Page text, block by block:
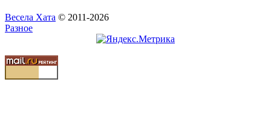
Весела Хата © 2011-2026
Разное